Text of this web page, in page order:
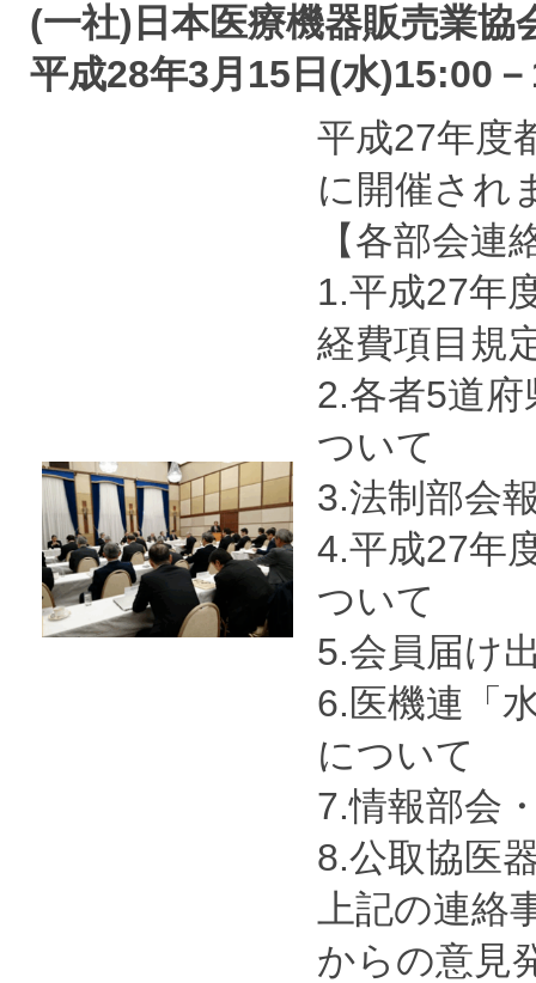
(一社)日本医療機器販売業
平成28年3月15日(水)15:00
平成27年度
に開催され
【各部会連
1.平成27年
経費項目規
2.各者5道
ついて
3.法制部会
4.平成27年
ついて
5.会員届け
6.医機連「
について
7.情報部会
8.公取協医
上記の連
からの意見